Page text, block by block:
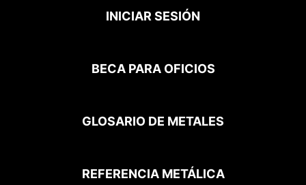
INICIAR SESIÓN
BECA PARA OFICIOS
GLOSARIO DE METALES
REFERENCIA METÁLICA